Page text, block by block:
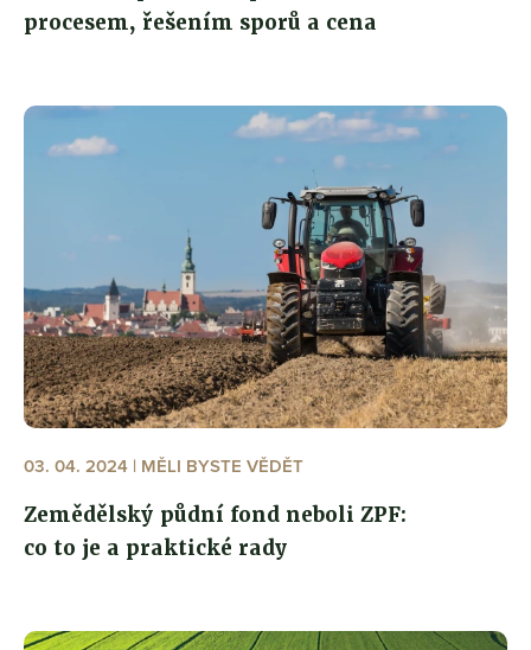
procesem, řešením sporů a cena
03. 04. 2024 | MĚLI BYSTE VĚDĚT
Zemědělský půdní fond neboli ZPF:
co to je a praktické rady